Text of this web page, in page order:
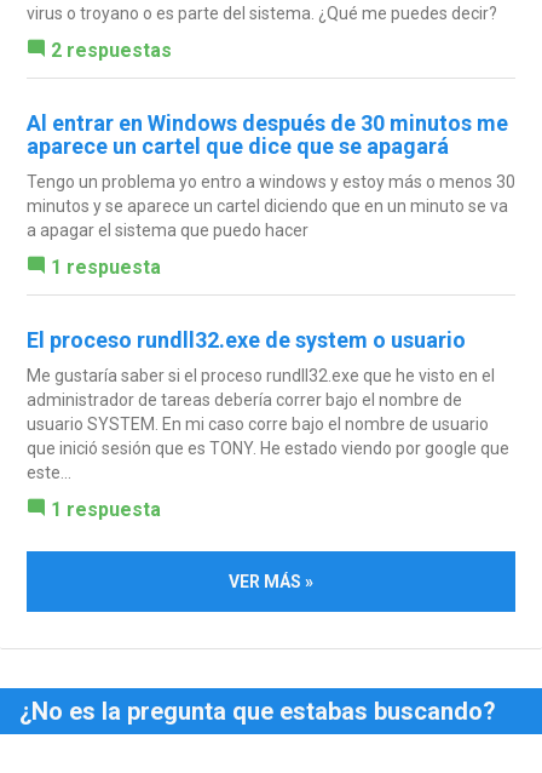
virus o troyano o es parte del sistema. ¿Qué me puedes decir?
2 respuestas
Al entrar en Windows después de 30 minutos me
aparece un cartel que dice que se apagará
Tengo un problema yo entro a windows y estoy más o menos 30
minutos y se aparece un cartel diciendo que en un minuto se va
a apagar el sistema que puedo hacer
1 respuesta
El proceso rundll32.exe de system o usuario
Me gustaría saber si el proceso rundll32.exe que he visto en el
administrador de tareas debería correr bajo el nombre de
usuario SYSTEM. En mi caso corre bajo el nombre de usuario
que inició sesión que es TONY. He estado viendo por google que
este...
1 respuesta
VER MÁS »
¿No es la pregunta que estabas buscando?